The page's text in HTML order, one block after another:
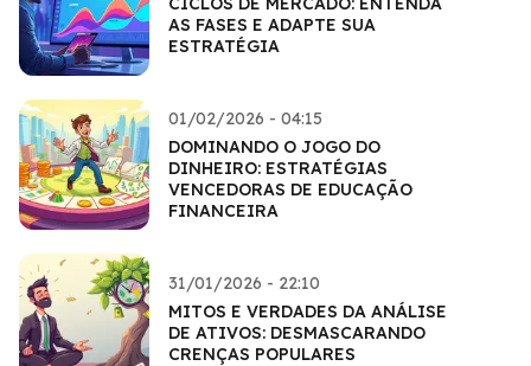
AS FASES E ADAPTE SUA
ESTRATÉGIA
01/02/2026 - 04:15
DOMINANDO O JOGO DO
DINHEIRO: ESTRATÉGIAS
VENCEDORAS DE EDUCAÇÃO
FINANCEIRA
31/01/2026 - 22:10
MITOS E VERDADES DA ANÁLISE
DE ATIVOS: DESMASCARANDO
CRENÇAS POPULARES